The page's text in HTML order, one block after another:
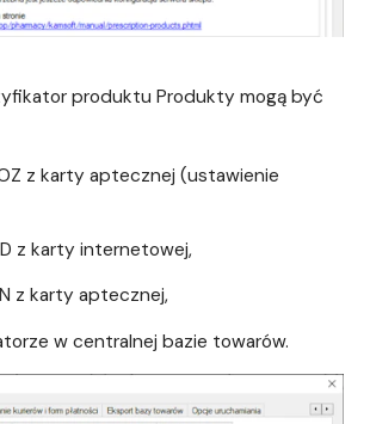
produktu Produkty mogą być
z karty aptecznej (ustawienie
z karty internetowej,
z karty aptecznej,
w centralnej bazie towarów.